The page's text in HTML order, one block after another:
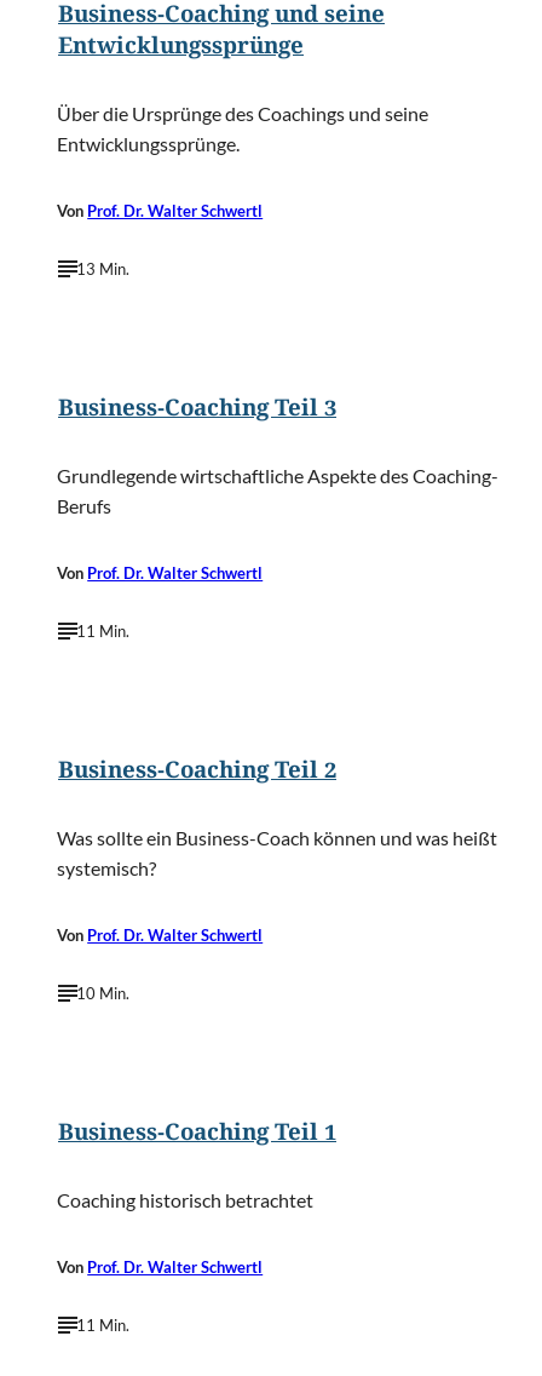
Business-Coaching und seine
Entwicklungssprünge
Über die Ursprünge des Coachings und seine
Entwicklungssprünge.
Von Prof. Dr. Walter Schwertl
13 Min.
Business-Coaching Teil 3
Grundlegende wirtschaftliche Aspekte des Coaching-
Berufs
Von Prof. Dr. Walter Schwertl
11 Min.
Business-Coaching Teil 2
Was sollte ein Business-Coach können und was heißt
systemisch?
Von Prof. Dr. Walter Schwertl
10 Min.
Business-Coaching Teil 1
Coaching historisch betrachtet
Von Prof. Dr. Walter Schwertl
11 Min.